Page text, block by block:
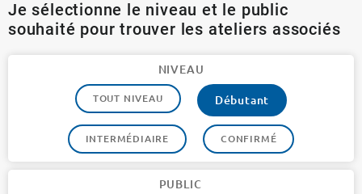
Je sélectionne le niveau et le public
souhaité pour trouver les ateliers associés
NIVEAU
TOUT NIVEAU Débutant
INTERMÉDIAIRE CONFIRMÉ
PUBLIC